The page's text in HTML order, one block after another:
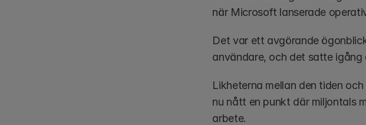
när Microsoft lanserade
Det var ett avgörande
användare, och det satte
Likheterna mellan den tiden
nu nått en punkt där miljontals
arbete.